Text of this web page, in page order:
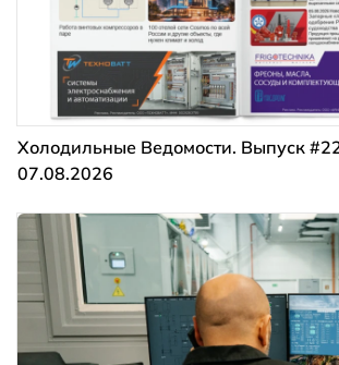
Холодильные Ведомости. Выпуск
07.08.2026